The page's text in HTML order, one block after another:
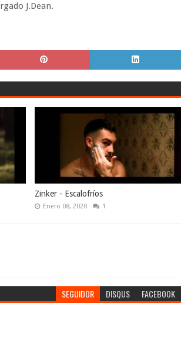
J.Dean.
Zinker - Escalofríos
Enero 08, 2020 1
SEGUIDOR DISQUS FACEBOOK